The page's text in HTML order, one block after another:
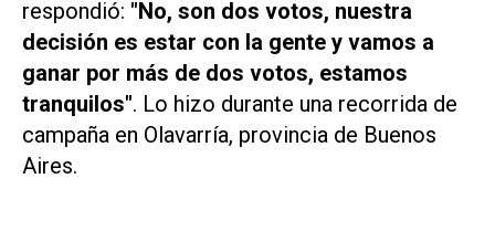
respondió: "No, son dos votos, nuestra
decisión es estar con la gente y vamos a
ganar por más de dos votos, estamos
tranquilos". Lo hizo durante una recorrida de
campaña en Olavarría, provincia de Buenos
Aires.